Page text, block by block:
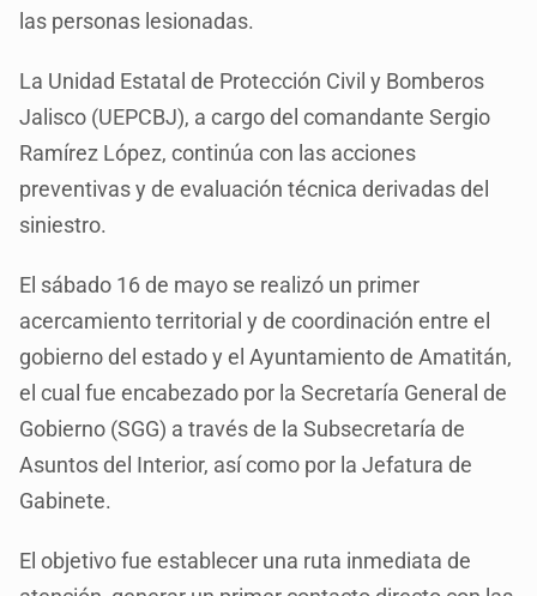
las personas lesionadas.
La Unidad Estatal de Protección Civil y Bomberos
Jalisco (UEPCBJ), a cargo del comandante Sergio
Ramírez López, continúa con las acciones
preventivas y de evaluación técnica derivadas del
siniestro.
El sábado 16 de mayo se realizó un primer
acercamiento territorial y de coordinación entre el
gobierno del estado y el Ayuntamiento de Amatitán,
el cual fue encabezado por la Secretaría General de
Gobierno (SGG) a través de la Subsecretaría de
Asuntos del Interior, así como por la Jefatura de
Gabinete.
El objetivo fue establecer una ruta inmediata de